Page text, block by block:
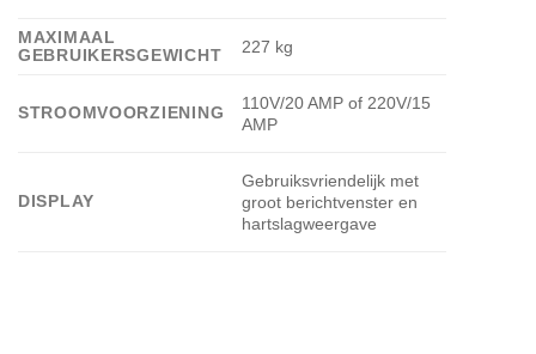
MAXIMAAL
GEBRUIKERSGEWICHT
227 kg
STROOMVOORZIENING
110V/20 AMP of 220V/15
AMP
DISPLAY
Gebruiksvriendelijk met
groot berichtvenster en
hartslagweergave